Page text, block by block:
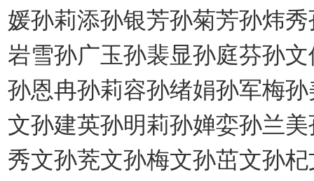
媛孙莉添孙银芳孙菊芳孙炜
岩雪孙广玉孙裴显孙庭芬孙
孙恩冉孙莉容孙绪娟孙军梅
文孙建英孙明莉孙婵娈孙兰
秀文孙茺文孙梅文孙茁文孙